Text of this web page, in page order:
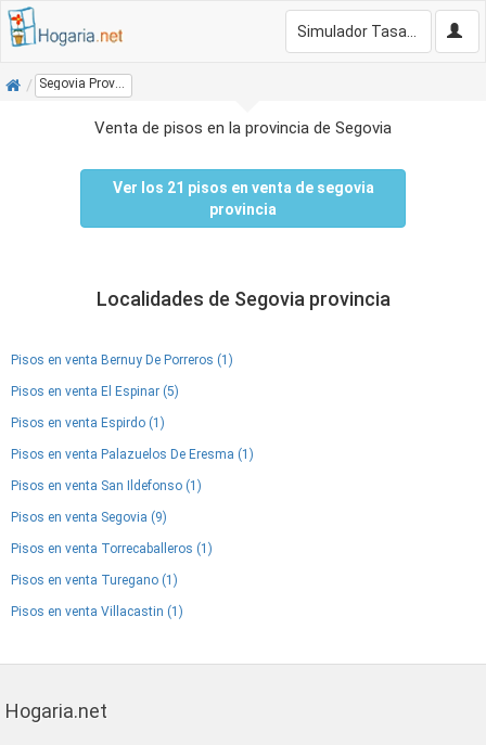
Inicio
Venta de pisos en la provincia de Segovia
Ver los 21 pisos en venta de segovia
provincia
Localidades de Segovia provincia
Pisos en venta Bernuy De Porreros (1)
Pisos en venta El Espinar (5)
Pisos en venta Espirdo (1)
Pisos en venta Palazuelos De Eresma (1)
Pisos en venta San Ildefonso (1)
Pisos en venta Segovia (9)
Pisos en venta Torrecaballeros (1)
Pisos en venta Turegano (1)
Pisos en venta Villacastin (1)
Hogaria.net